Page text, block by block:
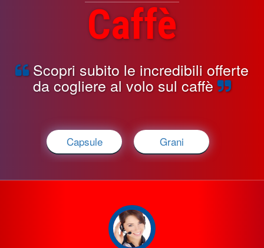
Caffè
Scopri subito le incredibili offerte
da cogliere al volo sul caffè
Capsule Grani